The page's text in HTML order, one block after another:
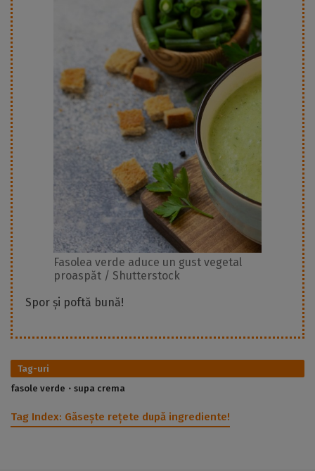
Fasolea verde aduce un gust vegetal
proaspăt / Shutterstock
Spor și poftă bună!
Tag-uri
fasole verde
supa crema
Tag Index: Găsește rețete după ingrediente!